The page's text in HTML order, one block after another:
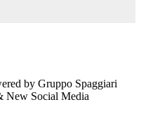
by Gruppo Spaggiari
New Social Media